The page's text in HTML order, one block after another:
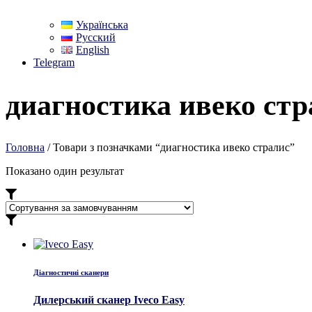
Українська
Русский
English
Telegram
диагностика ивеко
Головна / Товари з позначками “диагностика ивеко стралис”
Показано один результат
Діагностичні сканери
Дилерський сканер Iveco Easy